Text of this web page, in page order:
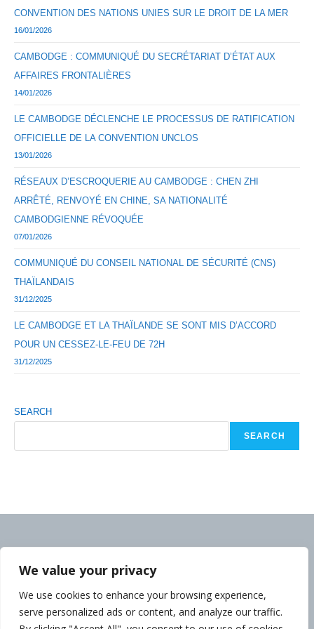
We value your privacy
We use cookies to enhance your browsing experience,
serve personalized ads or content, and analyze our traffic.
CONVENTION DES NATIONS UNIES SUR LE DROIT DE LA MER
16/01/2026
CAMBODGE : COMMUNIQUÉ DU SECRÉTARIAT D’ÉTAT AUX
AFFAIRES FRONTALIÈRES
14/01/2026
LE CAMBODGE DÉCLENCHE LE PROCESSUS DE RATIFICATION
OFFICIELLE DE LA CONVENTION UNCLOS
13/01/2026
RÉSEAUX D’ESCROQUERIE AU CAMBODGE : CHEN ZHI
ARRÊTÉ, RENVOYÉ EN CHINE, SA NATIONALITÉ
CAMBODGIENNE RÉVOQUÉE
07/01/2026
COMMUNIQUÉ DU CONSEIL NATIONAL DE SÉCURITÉ (CNS)
THAÏLANDAIS
31/12/2025
LE CAMBODGE ET LA THAÏLANDE SE SONT MIS D’ACCORD
POUR UN CESSEZ-LE-FEU DE 72H
31/12/2025
SEARCH
SEARCH